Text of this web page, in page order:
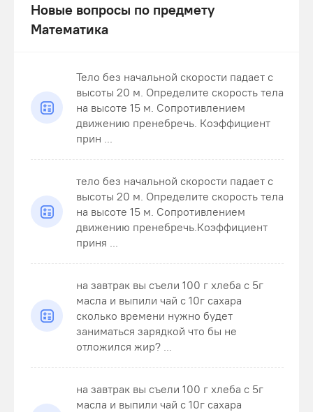
Новые вопросы по предмету
Математика
Тело без начальной скорости падает с
высоты 20 м. Определите скорость тела
на высоте 15 м. Сопротивлением
движению пренебречь. Коэффициент
прин ...
тело без начальной скорости падает с
высоты 20 м. Определите скорость тела
на высоте 15 м. Сопротивлением
движению пренебречь.Коэффициент
приня ...
на завтрак вы съели 100 г хлеба с 5г
масла и выпили чай с 10г сахара
сколько времени нужно будет
заниматься зарядкой что бы не
отложился жир? ...
на завтрак вы съели 100 г хлеба с 5г
масла и выпили чай с 10г сахара